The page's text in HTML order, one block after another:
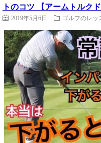
トのコツ 【アームトルク
2019年5月6日 ゴルフのレッ